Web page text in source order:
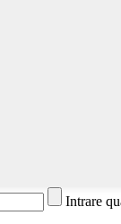
Intrare